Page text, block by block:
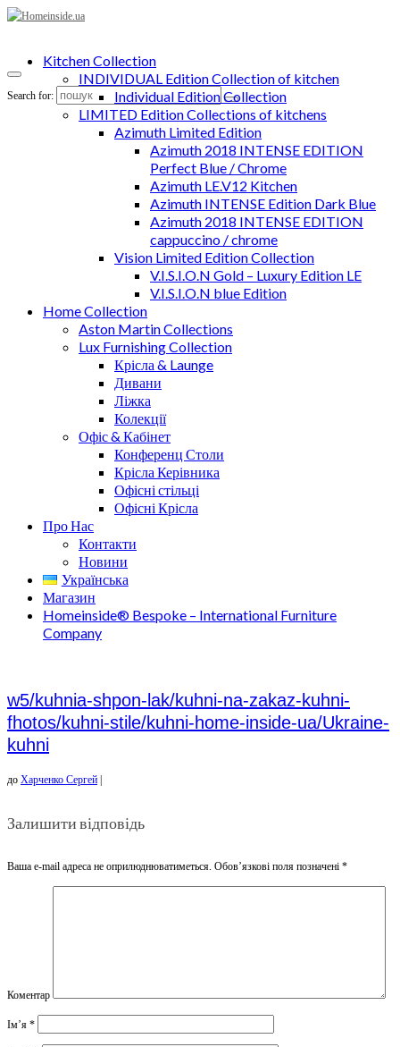
Search for:
Kitchen Collection
INDIVIDUAL Edition Collection of kitchen
Individual Edition Collection
LIMITED Edition Collections of kitchens
Azimuth Limited Edition
Azimuth 2018 INTENSE EDITION
Perfect Blue / Chrome
Azimuth LE.V12 Kitchen
Azimuth INTENSE Edition Dark Blue
Azimuth 2018 INTENSE EDITION
cappuccino / chrome
Vision Limited Edition Collection
V.I.S.I.O.N Gold – Luxury Edition LE
V.I.S.I.O.N blue Edition
Home Collection
Aston Martin Collections
Lux Furnishing Collection
Крісла & Launge
Дивани
Ліжка
Колекції
Офіс & Кабінет
Конференц Столи
Крісла Керівника
Офісні стільці
Офісні Крісла
Про Нас
Контакти
Новини
Українська
Магазин
Homeinside® Bespoke – International Furniture
Company
w5/kuhnia-shpon-lak/kuhni-na-zakaz-kuhni-
fhotos/kuhni-stile/kuhni-home-inside-ua/Ukraine-
kuhni
до Харченко Сергей
Залишити відповідь
Ваша e-mail адреса не оприлюднюватиметься. Обов’язкові поля позначені *
Коментар
Ім’я *